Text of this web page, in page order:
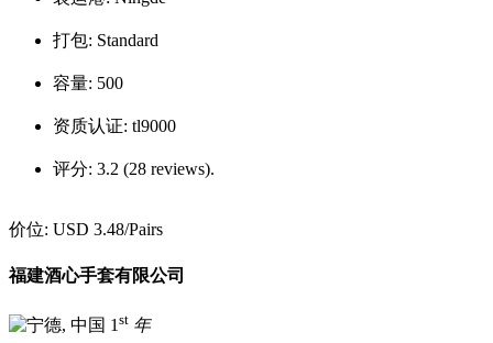
打包: Standard
容量: 500
资质认证: tl9000
评分: 3.2 (28 reviews).
价位: USD 3.48/Pairs
福建酒心手套有限公司
1st 年